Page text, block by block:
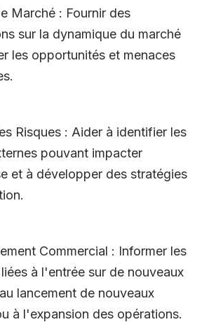
Marché : Fournir des
sur la dynamique du marché
les opportunités et menaces
Risques : Aider à identifier les
pouvant impacter
et à développer des stratégies
Commercial : Informer les
à l'entrée sur de nouveaux
lancement de nouveaux
à l'expansion des opérations.